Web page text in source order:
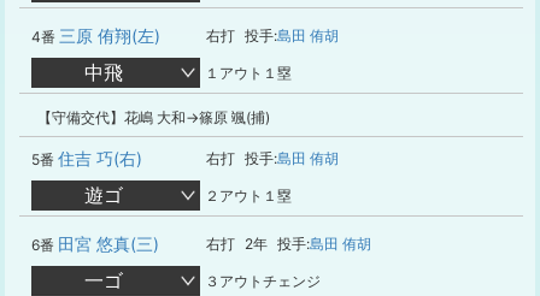
4番 三原 侑翔(左) 右打 投手:島田 侑胡
中飛 １アウト１塁
【守備交代】花嶋 大和→篠原 颯(捕)
5番 住吉 巧(右) 右打 投手:島田 侑胡
遊ゴ ２アウト１塁
6番 田宮 悠真(三) 右打 2年 投手:島田 侑胡
一ゴ ３アウトチェンジ